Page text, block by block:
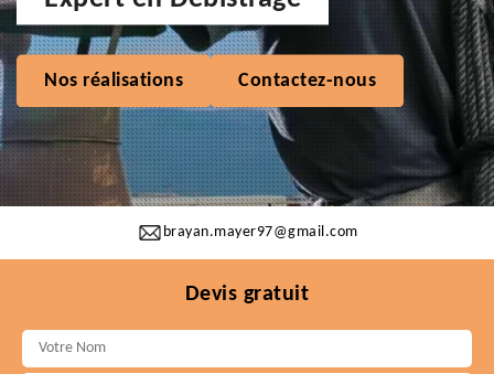
brayan.mayer97@gmail.com
Nos réalisations Contactez-nous
Devis gratuit